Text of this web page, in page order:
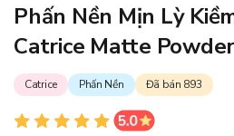
Phấn Nền Mịn Lỳ
Catrice Matte
Catrice Phấn Nền Đã bán 893